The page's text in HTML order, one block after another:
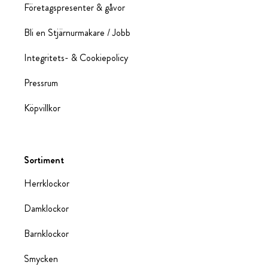
Företagspresenter & gåvor
Bli en Stjärnurmakare / Jobb
Integritets- & Cookiepolicy
Pressrum
Köpvillkor
Sortiment
Herrklockor
Damklockor
Barnklockor
Smycken